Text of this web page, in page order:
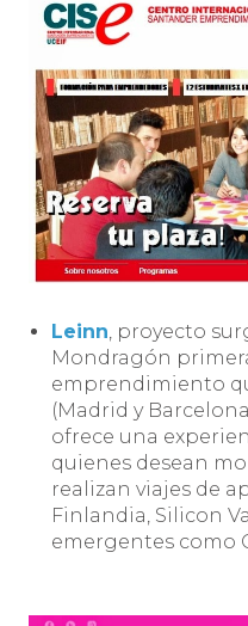
Leinn , proyecto
Mondragón
emprendimiento
(Madrid y
ofrece una
quienes desean
realizan viajes de
Finlandia, Silicon
emergentes como